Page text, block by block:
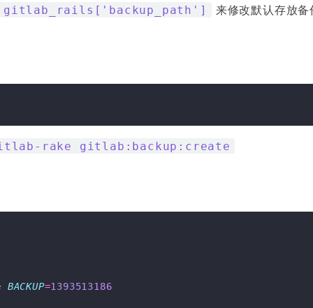
gitlab_rails['backup_path'] 来修改默认存放备
rake gitlab:backup:create
BACKUP=1393513186